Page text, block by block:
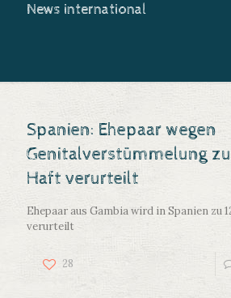
News international
Spanien: Ehepaar wegen
Genitalverstümmelung zu
Haft verurteilt
Ehepaar aus Gambia wird in Spanien zu
verurteilt
28